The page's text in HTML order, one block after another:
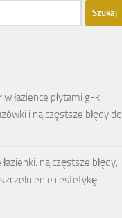
łazience płytami g-k:
i najczęstsze błędy do
najczęstsze błędy,
i estetykę